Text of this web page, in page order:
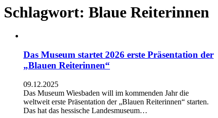
Schlagwort: Blaue Reiterinnen
Das Museum startet 2026 erste Präsentation der
„Blauen Reiterinnen“
09.12.2025
Das Museum Wiesbaden will im kommenden Jahr die
weltweit erste Präsentation der „Blauen Reiterinnen“ starten.
Das hat das hessische Landesmuseum…